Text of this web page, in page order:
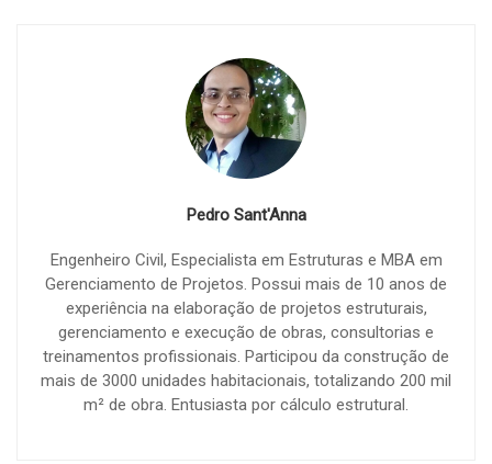
Pedro Sant'Anna
Engenheiro Civil, Especialista em Estruturas e MBA em
Gerenciamento de Projetos. Possui mais de 10 anos de
experiência na elaboração de projetos estruturais,
gerenciamento e execução de obras, consultorias e
treinamentos profissionais. Participou da construção de
mais de 3000 unidades habitacionais, totalizando 200 mil
m² de obra. Entusiasta por cálculo estrutural.